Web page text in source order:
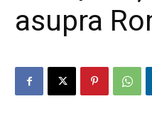
asupra